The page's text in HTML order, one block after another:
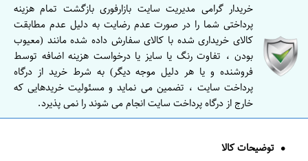
خریدار گرامی مدیریت سایت بازارفوری بازگشت تمام هزینه
پرداختی شما را در صورت عدم رضایت به دلیل عدم مطابقت
کالای خریداری شده با کالای سفارش داده شده مانند (معیوب
بودن ، تفاوت رنگ یا سایز یا درخواست هزینه اضافه توسط
فروشنده و یا هر دلیل موجه دیگر) به شرط خرید از درگاه
پرداخت سایت ، تضمین می نماید و مسئولیت خریدهایی که
خارج از درگاه پرداخت سایت انجام می شوند را نمی پذیرد.
توضیحات کالا